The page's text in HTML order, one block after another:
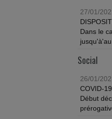
27/01/
Dans le
jusqu'à'au
Social
26/01/
COVID-
Début